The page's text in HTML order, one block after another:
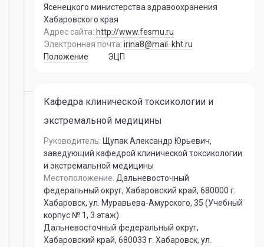
Ясенецкого министерства здравоохранения
Хабаровского края
Адрес сайта: http://www.fesmu.ru
Электронная почта: irina8@mail. kht.ru
Положение
ЭЦП
Кафедра клинической токсикологии и
экстремальной медицины
Руководитель: Щупак Александр Юрьевич,
заведующий кафедрой клинической токсикологии
и экстремальной медицины
Местоположение: Дальневосточный
федеральный округ, Хабаровский край, 680000 г.
Хабаровск, ул. Муравьева-Амурского, 35 (Учебный
корпус № 1, 3 этаж)
Дальневосточный федеральный округ,
Хабаровский край, 680033 г. Хабаровск, ул.